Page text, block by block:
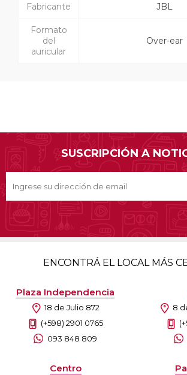
Fabricante JBL
Formato
del
auricular
Over-ear
SUSCRIPCIÓN A
ENCONTRÁ EL LOCAL MÁS
Plaza Independencia
18 de Julio 872
(+598) 2901 0765
093 848 809
8
Centro